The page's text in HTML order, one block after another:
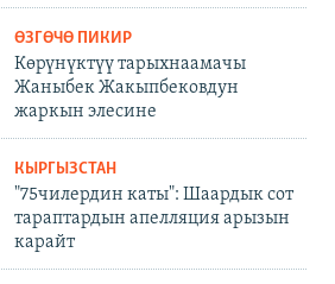
ӨЗГӨЧӨ ПИКИР
Көрүнүктүү тарыхнаамачы
Жаныбек Жакыпбековдун
жаркын элесине
КЫРГЫЗСТАН
"75чилердин каты": Шаардык сот
тараптардын апелляция арызын
карайт